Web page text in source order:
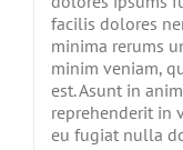
facilis dolores
minima rerums
minim veniam,
est. Asunt in
reprehenderit in
eu fugiat nulla